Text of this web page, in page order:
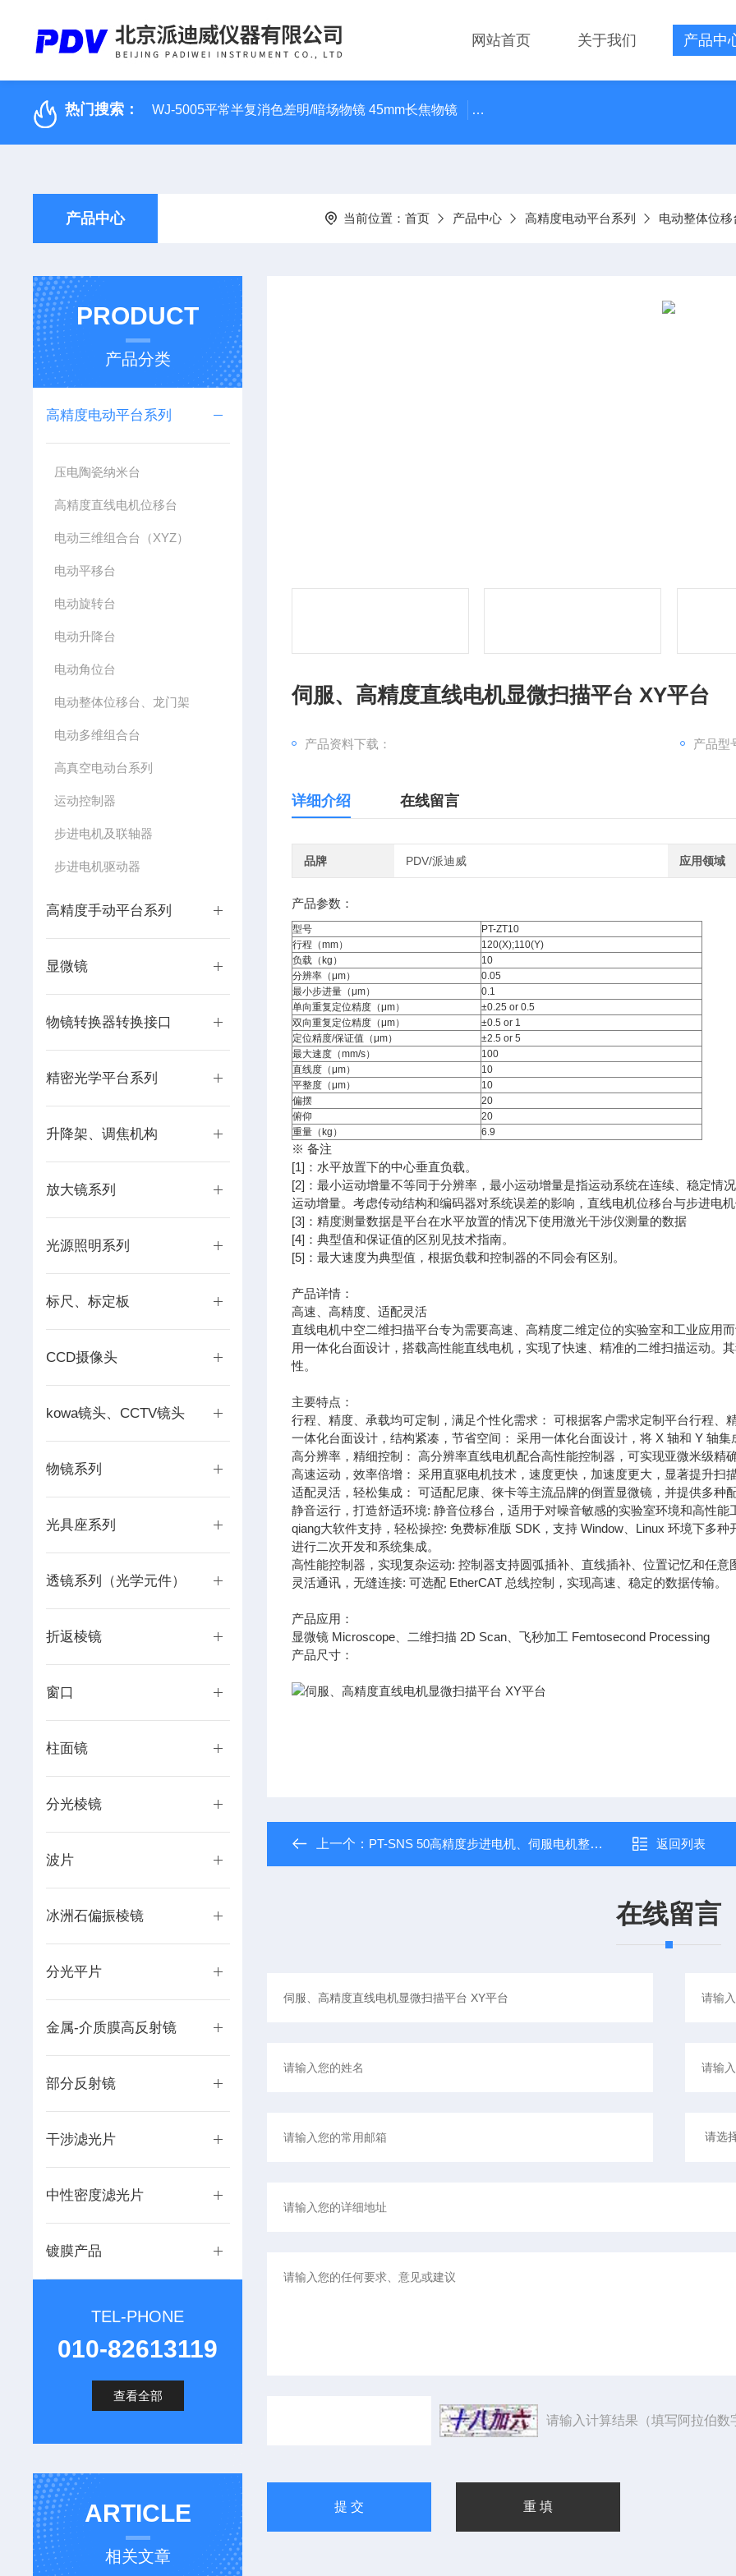
网站首页 关于我们 产品中
热门搜索： WJ-5005平常半复消色差明/暗场物镜 45mm长焦物镜 LMPLN-IR/LCPLN-IR奥林巴斯红外线观察
产品中心 当前位置：首页 产品中心 高精度电动平台系列 电动整体位
PRODUCT
产品分类
高精度电动平台系列
压电陶瓷纳米台
高精度直线电机位移台
电动三维组合台（XYZ）
电动平移台
电动旋转台
电动升降台
电动角位台
电动整体位移台、龙门架
电动多维组合台
高真空电动台系列
运动控制器
步进电机及联轴器
步进电机驱动器
高精度手动平台系列
显微镜
物镜转换器转换接口
精密光学平台系列
升降架、调焦机构
放大镜系列
光源照明系列
标尺、标定板
CCD摄像头
kowa镜头、CCTV镜头
物镜系列
光具座系列
透镜系列（光学元件）
折返棱镜
窗口
柱面镜
分光棱镜
波片
冰洲石偏振棱镜
分光平片
金属-介质膜高反射镜
部分反射镜
干涉滤光片
中性密度滤光片
镀膜产品
TEL-PHONE
010-82613119
查看全部
ARTICLE
相关文章
伺服、高精度直线电机显微扫描平台 XY平台
产品资料下载： 产品型
详细介绍 在线留言
品牌 PDV/派迪威 应用领域
产品参数：
型号
PT-ZT10
行程（mm）
120(X);110(Y)
负载（kg）
10
分辨率（μm）
0.05
最小步进量（μm）
0.1
单向重复定位精度（μm）
±0.25 or 0.5
双向重复定位精度（μm）
±0.5 or 1
定位精度/保证值（μm）
±2.5 or 5
最大速度（mm/s）
100
直线度（μm）
10
平整度（μm）
10
偏摆
20
俯仰
20
重量（kg）
6.9
※ 备注
[1]：水平放置下的中心垂直负载。
[2]：最小运动增量不等同于分辨率，最小运动增量是指运动系统在连续、稳定情
运动增量。考虑传动结构和编码器对系统误差的影响，直线电机位移台与步进电
[3]：精度测量数据是平台在水平放置的情况下使用激光干涉仪测量的数据
[4]：典型值和保证值的区别见技术指南。
[5]：最大速度为典型值，根据负载和控制器的不同会有区别。
产品详情：
高速、高精度、适配灵活
直线电机中空二维扫描平台专为需要高速、高精度二维定位的实验室和工业应用
用一体化台面设计，搭载高性能直线电机，实现了快速、精准的二维扫描运动。
性。
主要特点：
行程、精度、承载均可定制，满足个性化需求： 可根据客户需求定制平台行程、
一体化台面设计，结构紧凑，节省空间： 采用一体化台面设计，将 X 轴和 Y 轴
高分辨率，精细控制： 高分辨率直线电机配合高性能控制器，可实现亚微米级精
高速运动，效率倍增： 采用直驱电机技术，速度更快，加速度更大，显著提升扫
适配灵活，轻松集成： 可适配尼康、徕卡等主流品牌的倒置显微镜，并提供多种
静音运行，打造舒适环境: 静音位移台，适用于对噪音敏感的实验室环境和高性能
qiang大软件支持，轻松操控: 免费标准版 SDK，支持 Window、Linux 环境下多
进行二次开发和系统集成。
高性能控制器，实现复杂运动: 控制器支持圆弧插补、直线插补、位置记忆和任意
灵活通讯，无缝连接: 可选配 EtherCAT 总线控制，实现高速、稳定的数据传输。
产品应用：
显微镜 Microscope、二维扫描 2D Scan、飞秒加工 Femtosecond Processing
产品尺寸：
上一个： PT-SNS 50高精度步进电机、伺服电机整体台面升降台 返回列表
在线留言
请输入计算结果（填写阿拉伯数